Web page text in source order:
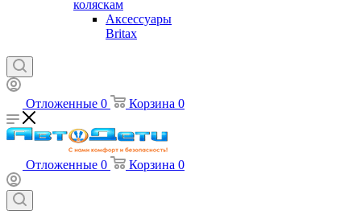
коляскам
Аксессуары
Britax
Отложенные 0 Корзина 0
Отложенные 0 Корзина 0